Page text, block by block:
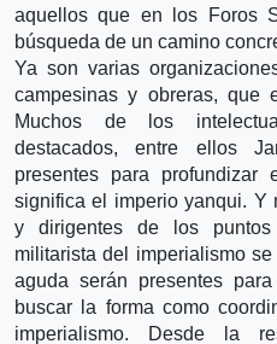
aquellos que en los Foros
búsqueda de un camino
Ya son varias
campesinas y obreras, que
Muchos de los
destacados, entre ellos
presentes para
significa el imperio yanqui. Y
y dirigentes de los
militarista del imperialismo
aguda serán presentes
buscar la forma como
imperialismo. Desde la